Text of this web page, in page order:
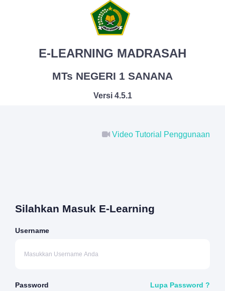
E-LEARNING MADRASAH
MTs NEGERI 1 SANANA
Versi 4.5.1
Video Tutorial Penggunaan
Silahkan Masuk E-Learning
Username
Password Lupa Password ?